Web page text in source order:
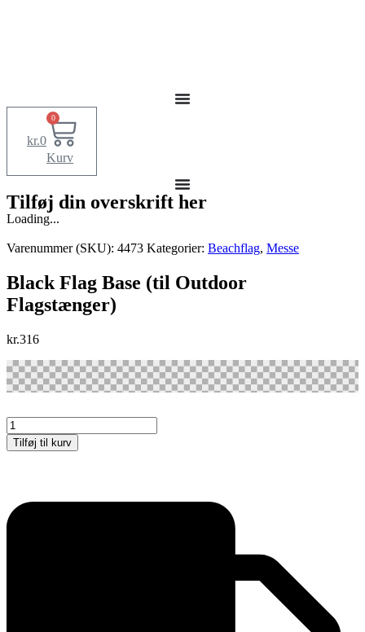
kr.0
0
Kurv
Tilføj din overskrift her
Loading...
Varenummer (SKU): 4473 Kategorier: Beachflag, Messe
Black Flag Base (til Outdoor
Flagstænger)
kr.316
Black
Flag
Base
antal
Tilføj til kurv